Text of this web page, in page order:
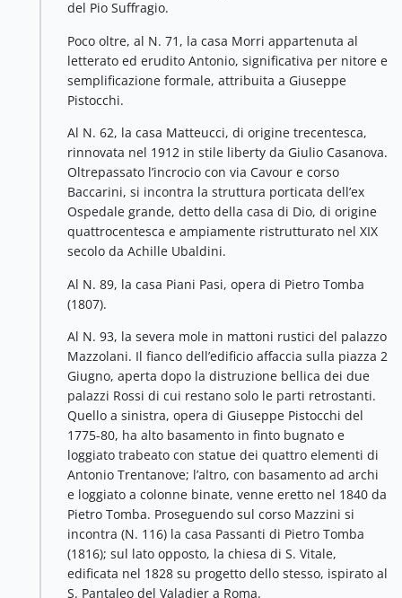
del Pio Suffragio.
Poco oltre, al N. 71, la casa Morri appartenuta al
letterato ed erudito Antonio, significativa per nitore e
semplificazione formale, attribuita a Giuseppe
Pistocchi.
Al N. 62, la casa Matteucci, di origine trecentesca,
rinnovata nel 1912 in stile liberty da Giulio Casanova.
Oltrepassato l’incrocio con via Cavour e corso
Baccarini, si incontra la struttura porticata dell’ex
Ospedale grande, detto della casa di Dio, di origine
quattrocentesca e ampiamente ristrutturato nel XIX
secolo da Achille Ubaldini.
Al N. 89, la casa Piani Pasi, opera di Pietro Tomba
(1807).
Al N. 93, la severa mole in mattoni rustici del palazzo
Mazzolani. Il fianco dell’edificio affaccia sulla piazza 2
Giugno, aperta dopo la distruzione bellica dei due
palazzi Rossi di cui restano solo le parti retrostanti.
Quello a sinistra, opera di Giuseppe Pistocchi del
1775-80, ha alto basamento in finto bugnato e
loggiato trabeato con statue dei quattro elementi di
Antonio Trentanove; l’altro, con basamento ad archi
e loggiato a colonne binate, venne eretto nel 1840 da
Pietro Tomba. Proseguendo sul corso Mazzini si
incontra (N. 116) la casa Passanti di Pietro Tomba
(1816); sul lato opposto, la chiesa di S. Vitale,
edificata nel 1828 su progetto dello stesso, ispirato al
S. Pantaleo del Valadier a Roma.